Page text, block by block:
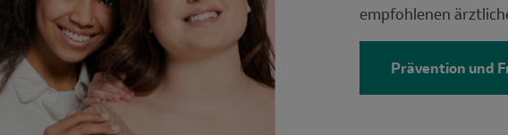
empfohlenen
Prävention und